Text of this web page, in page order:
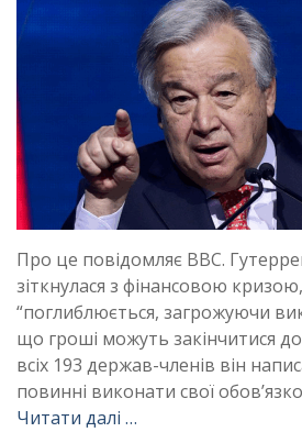
Про це повідомляє BBC.
зіткнулася з фінансовою
“поглиблюється, загрожуючи
що гроші можуть закінчитися
всіх 193 держав-членів він
повинні виконати свої
Читати далі …